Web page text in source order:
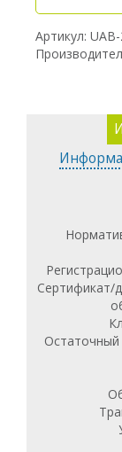
Артикул:
Сертификат/
Остаточный